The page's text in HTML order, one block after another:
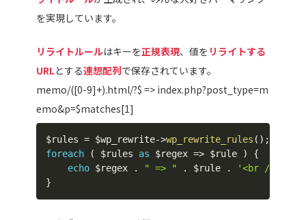
を実現しています。
リライトルールはキーを正規表現、値を リライトする
URLとする連想配列で保存されています。
memo/([0-9]+).html/?$ => index.php?post_type=m
emo&p=$matches[1]
$rules = $wp_rewrite->wp_rewrite_rules ( ) ;
foreach
( $rules as $regex => $rule )
{
echo $regex . " => " . $rule . '<br />'
}